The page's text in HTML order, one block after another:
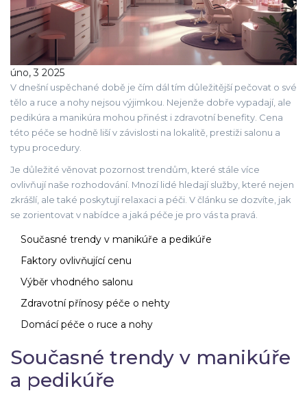
úno, 3 2025
V dnešní uspěchané době je čím dál tím důležitější pečovat o své
tělo a ruce a nohy nejsou výjimkou. Nejenže dobře vypadají, ale
pedikúra a manikúra mohou přinést i zdravotní benefity. Cena
této péče se hodně liší v závislosti na lokalitě, prestiži salonu a
typu procedury.
Je důležité věnovat pozornost trendům, které stále více
ovlivňují naše rozhodování. Mnozí lidé hledají služby, které nejen
zkrášlí, ale také poskytují relaxaci a péči. V článku se dozvíte, jak
se zorientovat v nabídce a jaká péče je pro vás ta pravá.
Současné trendy v manikúře a pedikúře
Faktory ovlivňující cenu
Výběr vhodného salonu
Zdravotní přínosy péče o nehty
Domácí péče o ruce a nohy
Současné trendy v manikúře
a pedikúře